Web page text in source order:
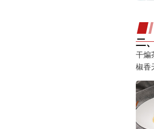
二
干煸
椒香